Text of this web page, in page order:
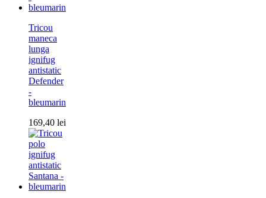
Tricou
maneca
lunga
ignifug
antistatic
Defender
-
bleumarin
169,40 lei